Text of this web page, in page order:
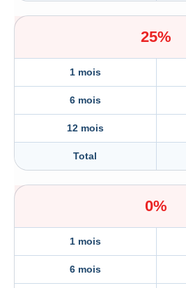
25%
1 mois
6 mois
12 mois
Total
0%
1 mois
6 mois